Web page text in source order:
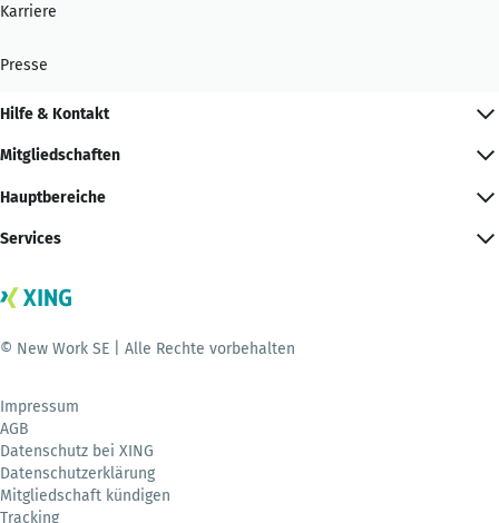
Karriere
Presse
Hilfe & Kontakt
Mitgliedschaften
Hauptbereiche
Services
© New Work SE | Alle Rechte vorbehalten
Impressum
AGB
Datenschutz bei XING
Datenschutzerklärung
Mitgliedschaft kündigen
Tracking